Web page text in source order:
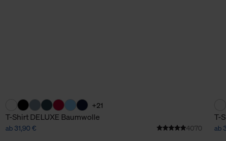
+21
T-Shirt DELUXE Baumwolle
ab 31,90 € 4070
T-
ab